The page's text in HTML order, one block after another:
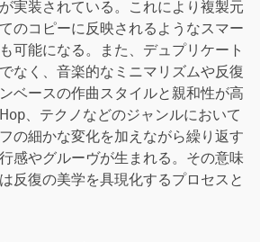
実装されている。これにより複製元
のコピーに反映されるようなスマー
可能になる。また、デュプリケート
なく、音楽的なミニマリズムや反復
ベースの作曲スタイルと親和性が高
、テクノなどのジャンルにおいて
の細かな変化を加えながら繰り返す
感やグルーヴが生まれる。その意味
反復の美学を具現化するプロセスと